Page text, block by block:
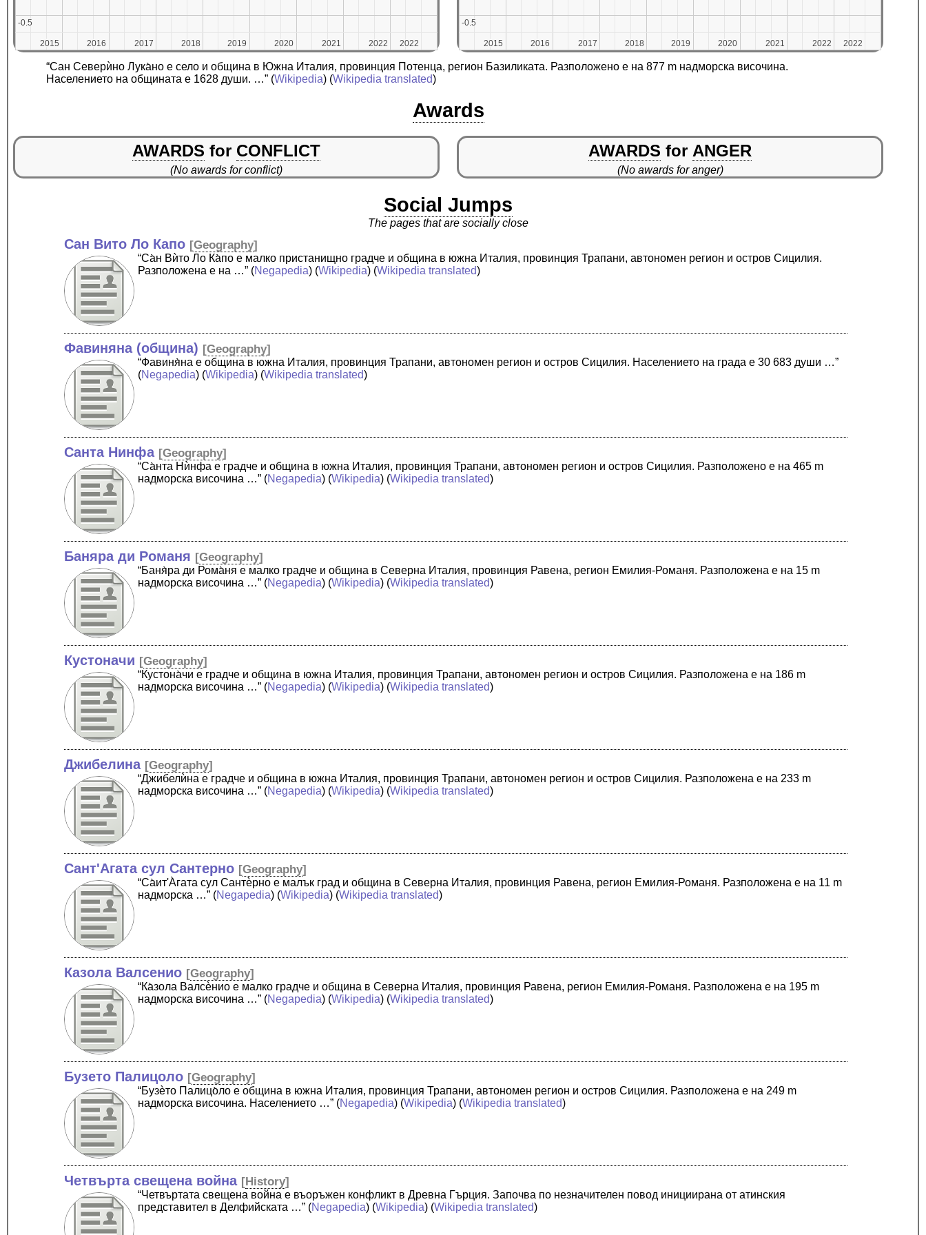
2015
2015 2016
2016 2017
2017 2018
2018 2019
2019 2020
2020 2021
2021 2022
2022 2022
2022
-0.5
-0.5
2015
2015 2016
2016 2017
2017 2018
2018 2019
2019 2020
2020 2021
2021 2022
2022 2022
2022
-0.5
-0.5
“Сан Северѝно Лука̀но е село и община в Южна Италия, провинция Потенца, регион Базиликата. Разположено е на 877 m надморска височина.
Населението на общината е 1628 души. …” (Wikipedia) (Wikipedia translated)
Awards
AWARDS for CONFLICT
(No awards for conflict)
AWARDS for ANGER
(No awards for anger)
Social Jumps
The pages that are socially close
Сан Вито Ло Капо [Geography]
“Са̀н Вѝто Ло Ка̀по е малко пристанищно градче и община в южна Италия, провинция Трапани, автономен регион и остров Сицилия.
Разположена е на …” (Negapedia) (Wikipedia) (Wikipedia translated)
Фавиняна (община) [Geography]
“Фавиня̀на е община в южна Италия, провинция Трапани, автономен регион и остров Сицилия. Населението на града е 30 683 души …”
(Negapedia) (Wikipedia) (Wikipedia translated)
Санта Нинфа [Geography]
“Са̀нта Нѝнфа е градче и община в южна Италия, провинция Трапани, автономен регион и остров Сицилия. Разположено е на 465 m
надморска височина …” (Negapedia) (Wikipedia) (Wikipedia translated)
Баняра ди Романя [Geography]
“Баня̀ра ди Рома̀ня е малко градче и община в Северна Италия, провинция Равена, регион Емилия-Романя. Разположена е на 15 m
надморска височина …” (Negapedia) (Wikipedia) (Wikipedia translated)
Кустоначи [Geography]
“Кустона̀чи е градче и община в южна Италия, провинция Трапани, автономен регион и остров Сицилия. Разположена е на 186 m
надморска височина …” (Negapedia) (Wikipedia) (Wikipedia translated)
Джибелина [Geography]
“Джибелѝна е градче и община в южна Италия, провинция Трапани, автономен регион и остров Сицилия. Разположена е на 233 m
надморска височина …” (Negapedia) (Wikipedia) (Wikipedia translated)
Сант'Агата сул Сантерно [Geography]
“Cа̀ит'А̀гата сул Сантѐрно е малък град и община в Северна Италия, провинция Равена, регион Емилия-Романя. Разположена е на 11 m
надморска …” (Negapedia) (Wikipedia) (Wikipedia translated)
Казола Валсенио [Geography]
“Ка̀зола Валсѐнио е малко градче и община в Северна Италия, провинция Равена, регион Емилия-Романя. Разположена е на 195 m
надморска височина …” (Negapedia) (Wikipedia) (Wikipedia translated)
Бузето Палицоло [Geography]
“Бузѐто Палицо̀ло е община в южна Италия, провинция Трапани, автономен регион и остров Сицилия. Разположена е на 249 m
надморска височина. Населението …” (Negapedia) (Wikipedia) (Wikipedia translated)
Четвърта свещена война [History]
“Четвъртата свещена война е въоръжен конфликт в Древна Гърция. Започва по незначителен повод инициирана от атинския
представител в Делфийската …” (Negapedia) (Wikipedia) (Wikipedia translated)